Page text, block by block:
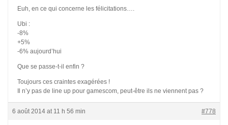
Euh, en ce qui concerne les félicitations….
Ubi :
-8%
+5%
-6% aujourd’hui
Que se passe-t-il enfin ?
Toujours ces craintes exagérées !
Il n’y pas de line up pour gamescom, peut-être ils ne viennent pas ?
6 août 2014 at 11 h 56 min #778